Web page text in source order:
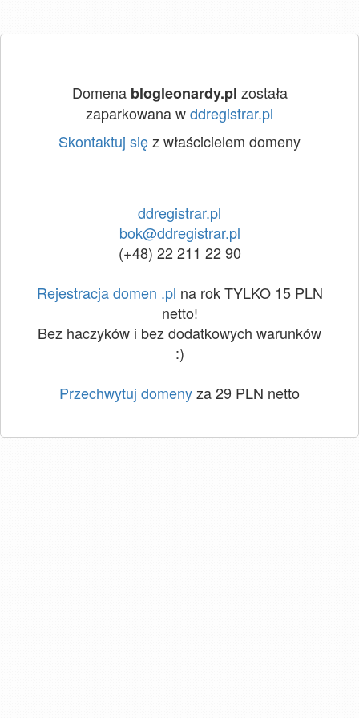
Domena blogleonardy.pl została
zaparkowana wddregistrar.pl
Skontaktuj sięz właścicielem domeny
ddregistrar.pl
bok@ddregistrar.pl
(+48) 22 211 22 90
Rejestracja domen .pl na rok TYLKO 15 PLN
netto!
Bez haczyków i bez dodatkowych warunków
:)
Przechwytuj domenyza 29 PLN netto